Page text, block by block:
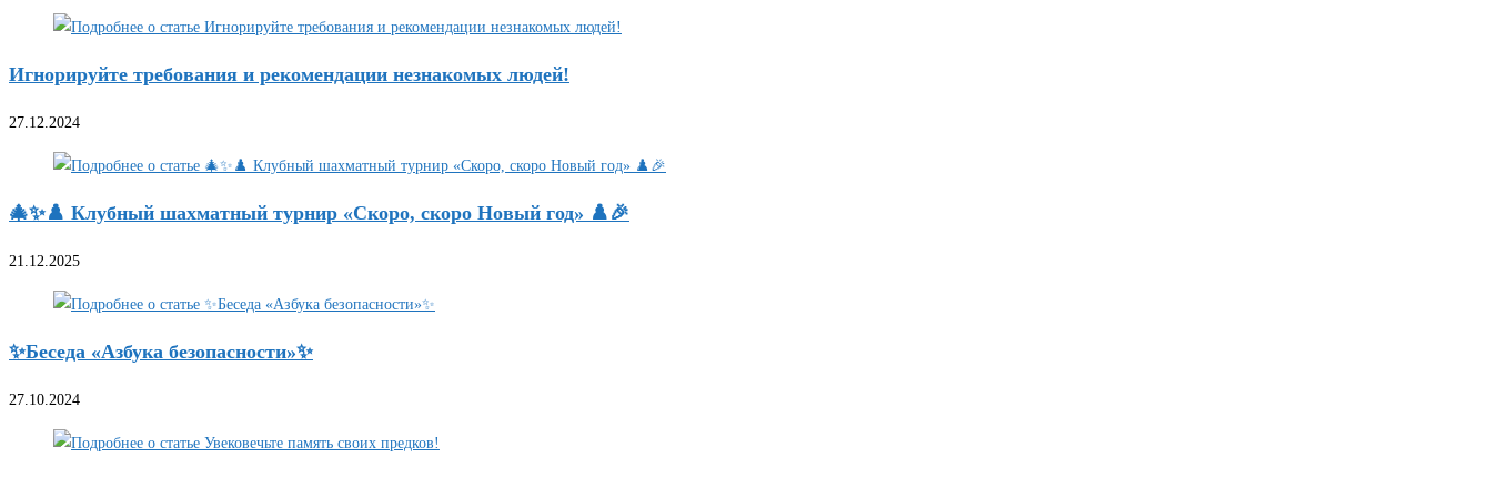
Игнорируйте требования и рекомендации незнакомых людей!
27.12.2024
🎄✨♟️ Клубный шахматный турнир «Скоро, скоро Новый год» ♟️🎉
21.12.2025
✨Беседа «Азбука безопасности»✨
27.10.2024